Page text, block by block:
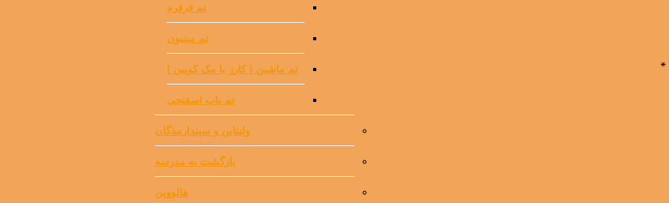
تم فرفره
تم مینیون
تم ماشین ( کارز یا مک کویین )
تم باب اسفنجی
ولنتاین و سپندارمذگان
بازگشت به مدرسه
هالووین
*